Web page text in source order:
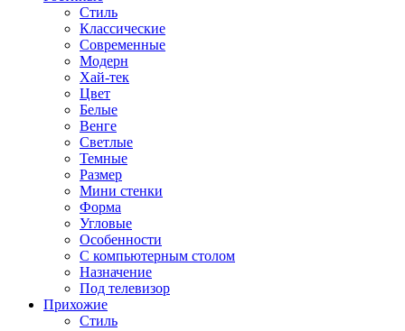
Стиль
Классические
Современные
Модерн
Хай-тек
Цвет
Белые
Венге
Светлые
Темные
Размер
Мини стенки
Форма
Угловые
Особенности
С компьютерным столом
Назначение
Под телевизор
Прихожие
Стиль